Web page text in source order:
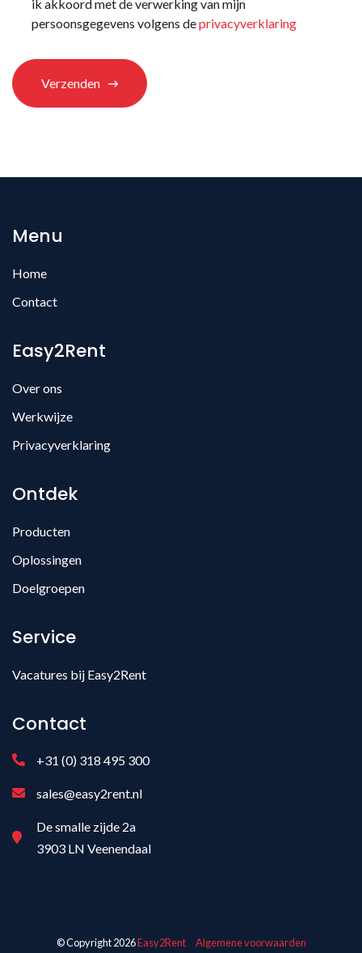
terechtgekomen?
ik akkoord met de verwerking van mijn
persoonsgegevens volgens deprivacyverklaring
Verzenden
Menu
Home
Contact
Easy2Rent
Over ons
Werkwijze
Privacyverklaring
Ontdek
Producten
Oplossingen
Doelgroepen
Service
Vacatures bij Easy2Rent
Contact
+31 (0) 318 495 300
sales@easy2rent.nl
De smalle zijde 2a
3903 LN Veenendaal
© Copyright 2026Easy2Rent Algemene voorwaarden